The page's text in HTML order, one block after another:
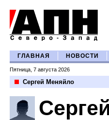
ГЛАВНАЯ НОВОСТИ
Пятница, 7 августа 2026
Сергей Меняйло